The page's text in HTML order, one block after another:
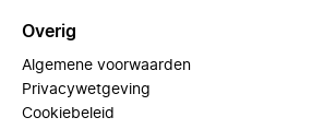
Overig
Algemene voorwaarden
Privacywetgeving
Cookiebeleid